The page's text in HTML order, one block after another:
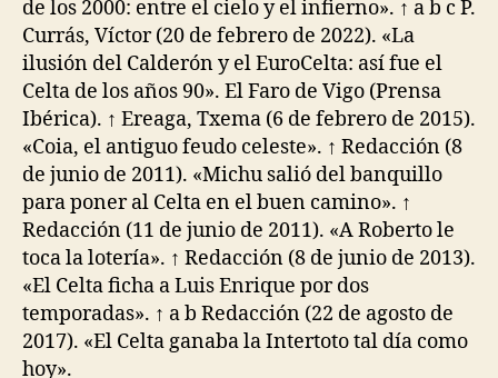
de los 2000: entre el cielo y el infierno». ↑ a b c P.
Currás, Víctor (20 de febrero de 2022). «La
ilusión del Calderón y el EuroCelta: así fue el
Celta de los años 90». El Faro de Vigo (Prensa
Ibérica). ↑ Ereaga, Txema (6 de febrero de 2015).
«Coia, el antiguo feudo celeste». ↑ Redacción (8
de junio de 2011). «Michu salió del banquillo
para poner al Celta en el buen camino». ↑
Redacción (11 de junio de 2011). «A Roberto le
toca la lotería». ↑ Redacción (8 de junio de 2013).
«El Celta ficha a Luis Enrique por dos
temporadas». ↑ a b Redacción (22 de agosto de
2017). «El Celta ganaba la Intertoto tal día como
hoy».